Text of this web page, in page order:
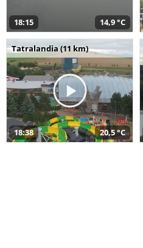
18:15 14,9 °C
Tatralandia (11 km)
18:38 20,5 °C